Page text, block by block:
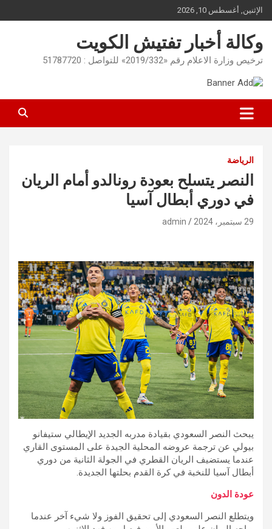
Skip
to
content
الإثنين, أغسطس 10, 2026
وكالة أخبار تفتيش الكويت
ترخيص وزارة الاعلام رقم «2019/332» للتواصل : 51787720
الرياضة
النصر يتسلح بعودة رونالدو أمام الريان
في دوري أبطال آسيا
29 سبتمبر، 2024 admin
يبحث النصر السعودي بقيادة مدربه الجديد الإيطالي ستيفانو
بيولي عن ترجمة عروضه المحلية الجيدة على المستوى القاري
عندما يستضيف الريان القطري في الجولة الثانية من دوري
أبطال آسيا للنخبة في كرة القدم بحلتها الجديدة.
عودة الدون
ويتطلع النصر السعودي إلى تحقيق الفوز ولا شيء آخر عندما